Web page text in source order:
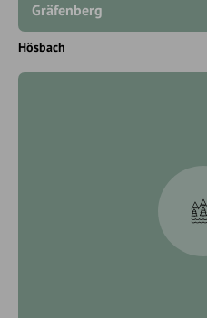
Gräfenberg
Hösbach